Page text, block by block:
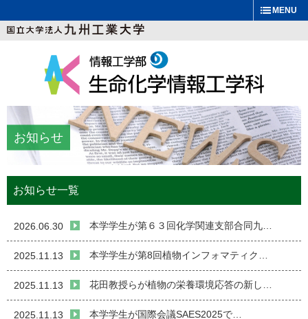
MENU
お知らせ
お知らせ一覧
2026.06.30 本学学生が第６３回化学関連支部合同九…
2025.11.13 本学学生が第8回植物インフォマティク…
2025.11.13 花田教授らが植物の栄養環境応答の新し…
2025.11.13 本学学生が国際会議SAES2025で…